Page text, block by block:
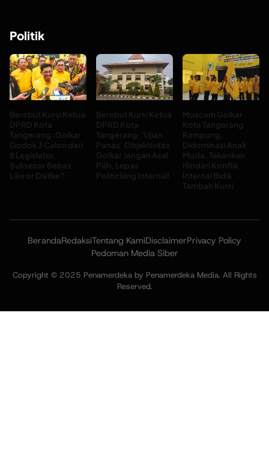
Politik
Berebut Kursi Ketua
DPRD Kota
Tangerang: Golkar
Godok 3 Calon dari
8 Legislator,
Suksesor Bebas
Like or Dislike?
Berebut Kursi Ketua
DPRD Kota
Tangerang: ‘Ujian
Panas’ Objektivitas
Golkar Jangan Asal
Pilih, Lepas
Politicking Internal!
Muscam Golkar
Kota Tangerang
Rampung,
Didominasi Anak
Muda: Tekankan
Hindari Konflik
Internal Bidik
Tambah Kursi
BerandaRedaksiTentang KamiDisclaimerPrivacy Policy
Pedoman Media Siber
Copyright © 2025 Penamerdeka by Penamerdeka Media. All Rights
Reserved.